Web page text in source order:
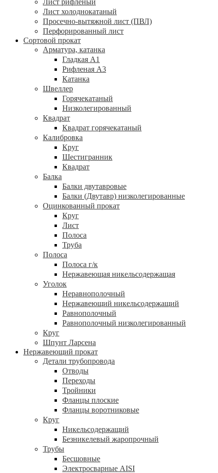
Лист холоднокатаный
Просечно-вытяжной лист (ПВЛ)
Перфорированный лист
Сортовой прокат
Арматура, катанка
Гладкая А1
Рифленая А3
Катанка
Швеллер
Горячекатаный
Низколегированный
Квадрат
Квадрат горячекатаный
Калибровка
Круг
Шестигранник
Квадрат
Балка
Балки двутавровые
Балки (Двутавр) низколегированные
Оцинкованный прокат
Круг
Лист
Полоса
Труба
Полоса
Полоса г/к
Нержавеющая никельсодержащая
Уголок
Неравнополочный
Нержавеющий никельсодержащий
Равнополочный
Равнополочный низколегированный
Круг
Шпунт Ларсена
Нержавеющий прокат
Детали трубопровода
Отводы
Переходы
Тройники
Фланцы плоские
Фланцы воротниковые
Круг
Никельсодержащий
Безникелевый жаропрочный
Трубы
Бесшовные
Электросварные AISI